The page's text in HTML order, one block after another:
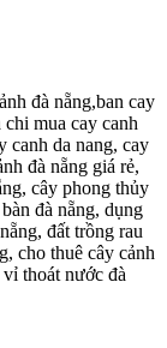
đà nẵng,ban cay
mua cay canh
canh da nang, cay
đà nẵng giá rẻ,
cây phong thủy
đà nẵng, dụng
đất trồng rau
cho thuê cây cảnh
thoát nước đà